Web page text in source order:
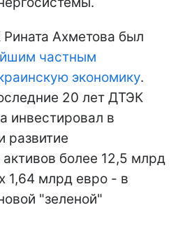
Ахметова был
частным
экономику.
20 лет ДТЭК
инвестировал в
развитие
активов более 12,5 млрд
1,64 млрд евро - в
"зеленой"